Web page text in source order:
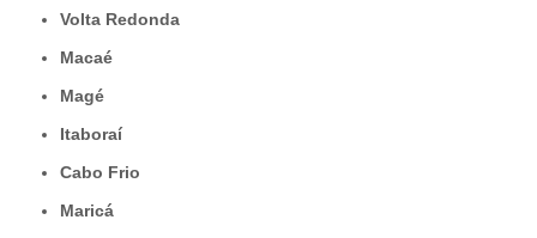
Volta Redonda
Macaé
Magé
Itaboraí
Cabo Frio
Maricá